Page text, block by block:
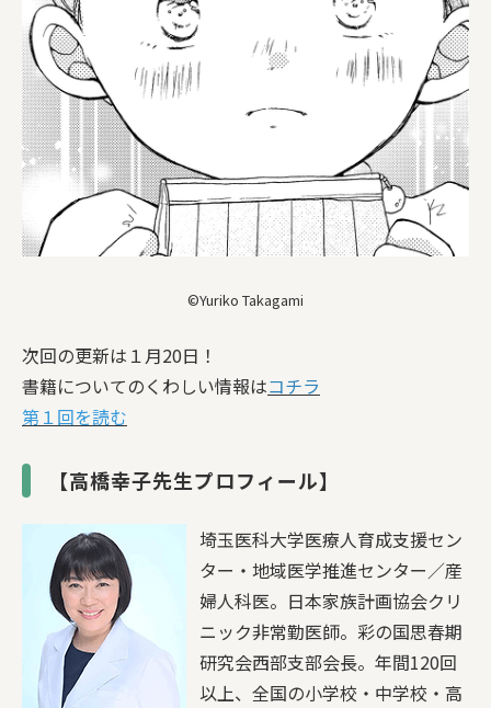
©Yuriko Takagami
次回の更新は１月20日！
書籍についてのくわしい情報はコチラ
第１回を読む
【高橋幸子先生プロフィール】
埼玉医科大学医療人育成支援セン
ター・地域医学推進センター／産
婦人科医。日本家族計画協会クリ
ニック非常勤医師。彩の国思春期
研究会西部支部会長。年間120回
以上、全国の小学校・中学校・高